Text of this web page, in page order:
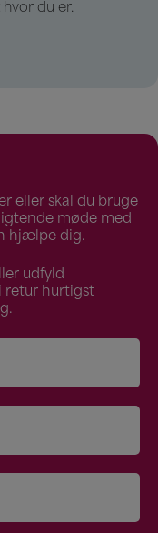
du er.
eller skal du bruge
møde med
hjælpe dig.
udfyld
retur hurtigst